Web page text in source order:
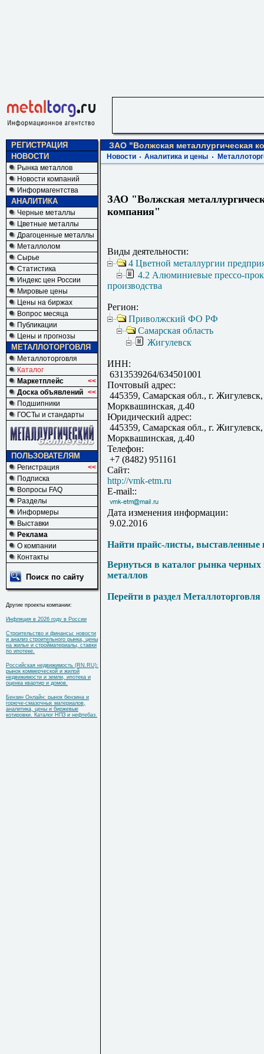
РЕГИСТРАЦИЯ
НОВОСТИ
Рынка металлов
Новости компаний
Информагентства
АНАЛИТИКА
Черные металлы
Цветные металлы
Драгоценные металлы
Металлолом
Сырье
Статистика
Индекс цен России
Мировые цены
Цены на биржах
Вопрос месяца
Публикации
Цены и прогнозы
МЕТАЛЛОТОРГОВЛЯ
Металлоторговля
Каталог
Маркетплейс
<<
Доска объявлений <<
Подшипники
ГОСТы и стандарты
ПОЛЬЗОВАТЕЛЯМ
Регистрация
<<
Подписка
Вопросы FAQ
Разделы
Информеры
Выставки
Реклама
О компании
Контакты
Поиск по сайту
Другие проекты компании:
Инфляция в 2026 году в России
Строительство и финансы: новости
и анализ строительного рынка, цены
на жилье и стройматериалы, ставки
по ипотеке.
Российская недвижимость (RN.RU):
рынок коммерческой и жилой
недвижимости и земли, ипотека и
оценка квартир и домов.
Бензин Онлайн: рынок бензина и
горюче-смазочных материалов,
аналитика, цены и биржевые
котировки. Каталог НПЗ и нефтебаз.
ЗАО "Волжская металлургическая
Новости Аналитика и цены
ЗАО "Волжская
компания"
Виды деятельности:
4 Цветной металлургии
4.2 Алюминиевые прессо-
производства
Регион:
Приволжский ФО РФ
Самарская область
Жигулевск
ИНН:
6313539264/634501001
Почтовый адрес:
445359, Самарская обл., г.
Морквашинская, д.40
Юридический адрес:
445359, Самарская обл., г.
Морквашинская, д.40
Телефон:
+7 (8482) 951161
Сайт:
http://vmk-etm.ru
E-mail::
Дата изменения информации:
9.02.2016
Найти прайс-листы, выставленные
Вернуться в каталог рынка
металлов
Перейти в раздел Металлоторговля